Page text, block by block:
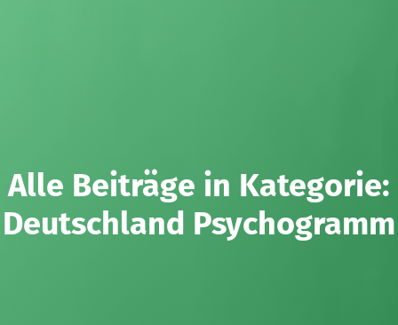
Alle Beiträge in Kategorie:
Deutschland Psychogramm